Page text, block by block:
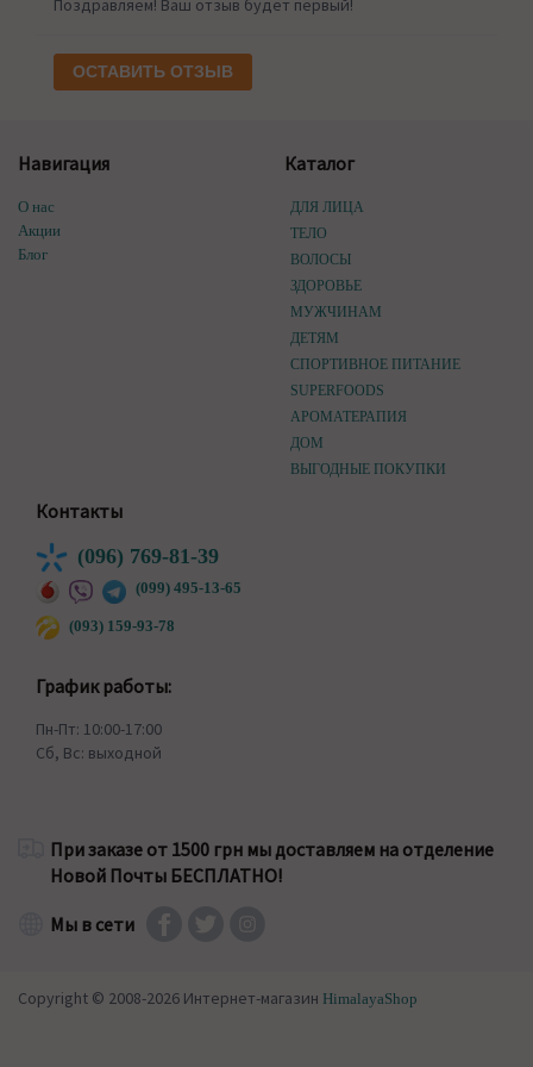
Поздравляем! Ваш отзыв будет первый!
ОСТАВИТЬ ОТЗЫВ
Навигация
О нас
Акции
Блог
Каталог
ДЛЯ ЛИЦА
ТЕЛО
ВОЛОСЫ
ЗДОРОВЬЕ
МУЖЧИНАМ
ДЕТЯМ
СПОРТИВНОЕ ПИТАНИЕ
SUPERFOODS
АРОМАТЕРАПИЯ
ДОМ
ВЫГОДНЫЕ ПОКУПКИ
Контакты
(096) 769-81-39
(099) 495-13-65
(093) 159-93-78
График работы:
Пн-Пт: 10:00-17:00
Сб, Вс: выходной
При заказе от 1500 грн мы доставляем на отделение
Новой Почты БЕСПЛАТНО!
Мы в сети
Copyright © 2008-2026 Интернет-магазин HimalayaShop